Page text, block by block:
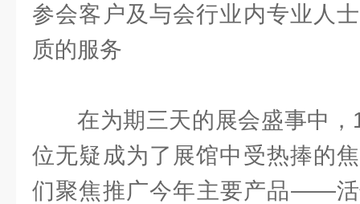
参会客户及与会行业内专业人
质的服务
在为期三天的展会盛事中
位无疑成为了展馆中受热捧的
们聚焦推广今年主要产品——